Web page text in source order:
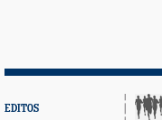
EDITOS